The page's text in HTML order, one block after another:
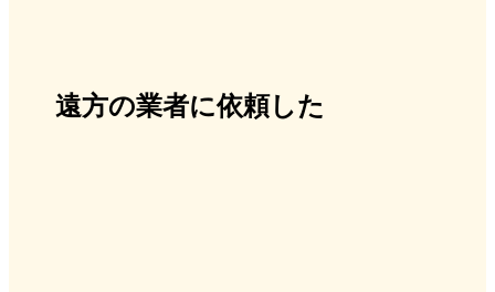
遠方の業者に依頼した